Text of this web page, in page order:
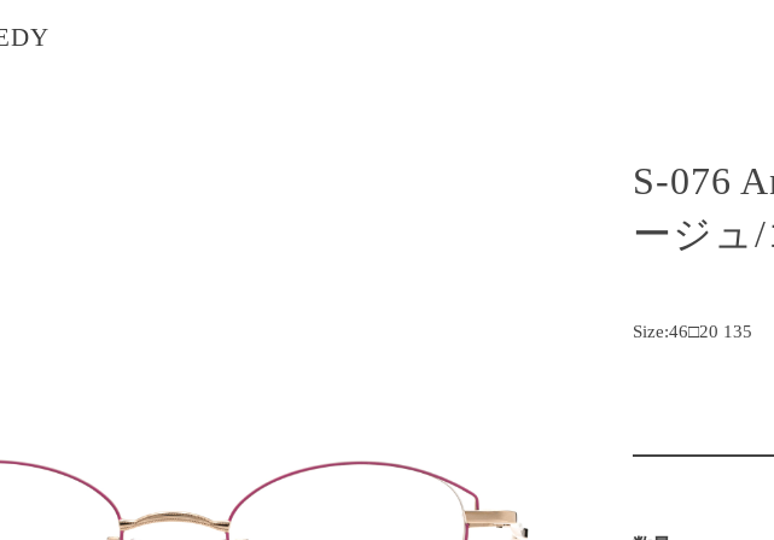
S-076
ージュ
Size:46□20 135